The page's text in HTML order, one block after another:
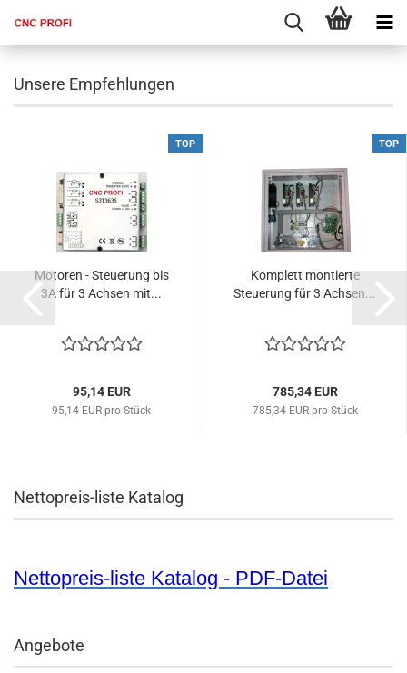
Unsere Empfehlungen
TOP
Motoren - Steuerung bis
3A für 3 Achsen mit...
95,14 EUR
95,14 EUR pro Stück
TOP
Komplett montierte
Steuerung für 3 Achsen...
785,34 EUR
785,34 EUR pro Stück
Nettopreis-liste Katalog
Nettopreis-liste Katalog - PDF-Datei
Angebote